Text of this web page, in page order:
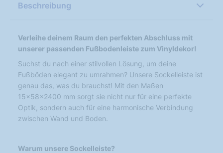
Beschreibung
Verleihe deinem Raum den perfekten Abschluss mit
unserer passenden Fußbodenleiste zum Vinyldekor!
Suchst du nach einer stilvollen Lösung, um deine
Fußböden elegant zu umrahmen? Unsere Sockelleiste ist
genau das, was du brauchst! Mit den Maßen
15x58x2400 mm sorgt sie nicht nur für eine perfekte
Optik, sondern auch für eine harmonische Verbindung
zwischen Wand und Boden.
Warum unsere Sockelleiste?